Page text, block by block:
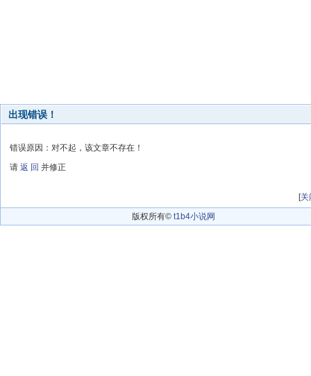
出现错误！
错误原因：对不起，该文章不存在！
请 返 回 并修正
[关
版权所有© t1b4小说网